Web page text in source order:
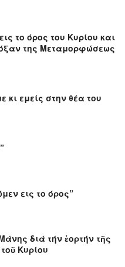
το όρος του Κυρίου και
της Μεταμορφώσεως
εμείς στην θέα του
εις το όρος”
διά τήν ἑορτήν τῆς
Κυρίου